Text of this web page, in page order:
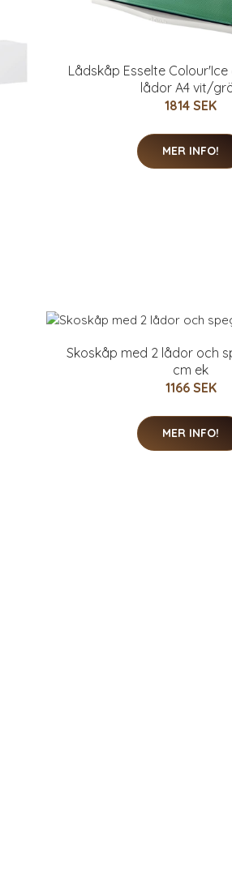
Lådskåp Esselte Colour'Ice
lådor A4 vit/
1814 SEK
MER INFO!
Skoskåp med 2 lådor och
cm ek
1166 SEK
MER INFO!